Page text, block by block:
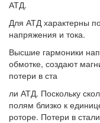
АТД.
Для АТД характерны
напряжения и тока.
Высшие гармоники
обмотке, создают
потери в ста
ли АТД. Поскольку
полям близко к
роторе. Потери в стали